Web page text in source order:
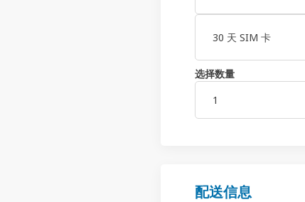
30 天 SIM 卡
选择数量
配送信息